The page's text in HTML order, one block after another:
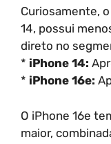
Curiosamente,
14, possui
direto no
* iPhone 14:
* iPhone 16e:
O iPhone 16e
maior,